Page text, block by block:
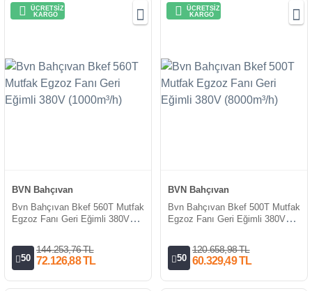
ÜCRETSİZ
KARGO
BVN Bahçıvan
Bvn Bahçıvan Bkef 560T Mutfak
Egzoz Fanı Geri Eğimli 380V
50
144.253,76 TL
72.126,88 TL
ÜCRETSİZ
KARGO
BVN Bahçıvan
Bvn Bahçıvan Bkef 500T Mutfak
Egzoz Fanı Geri Eğimli 380V
50
120.658,98 TL
60.329,49 TL